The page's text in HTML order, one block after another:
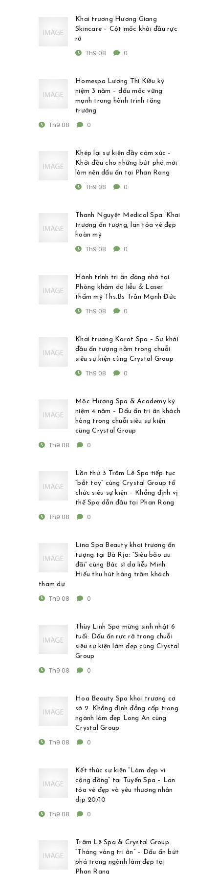
Khai trương Hương Giang
Skincare – Cột mốc khởi đầu rực
rỡ
Th9 08 0
Homespa Lương Thi Kiều kỷ
niệm 3 năm – dấu mốc vững
mạnh trong hành trình tăng
trưởng
Th9 08 0
Khép lại sự kiện đầy cảm xúc –
Khởi đầu cho những bứt phá mới
làm nên dấu ấn tại Phan Rang
Th9 08 0
Thanh Nguyệt Medical Spa: Khai
trương ấn tượng, lan tỏa vẻ đẹp
hoàn mỹ
Th9 08 0
Hành trình tri ân đáng nhớ tại
Phòng khám da liễu & Laser
thẩm mỹ Ths.Bs Trần Mạnh Đức
Th9 08 0
Khai trương Karot Spa – Sự khởi
đầu ấn tượng nằm trong chuỗi
siêu sự kiện cùng Crystal Group
Th9 08 0
Mộc Hương Spa & Academy kỷ
niệm 4 năm – Dấu ấn tri ân khách
hàng trong chuỗi siêu sự kiện
cùng Crystal Group
Th9 08 0
Lần thứ 3 Trâm Lê Spa tiếp tục
“bắt tay” cùng Crystal Group tổ
chức siêu sự kiện – Khẳng định vị
thế Spa dẫn đầu tại Phan Rang
Th9 08 0
Lina Spa Beauty khai trương ấn
tượng tại Bà Rịa: “Siêu bão ưu
đãi” cùng Bác sĩ da liễu Minh
Hiếu thu hút hàng trăm khách
tham dự
Th9 08 0
Thùy Linh Spa mừng sinh nhật 6
tuổi: Dấu ấn rực rỡ trong chuỗi
siêu sự kiện làm đẹp cùng Crystal
Group
Th9 08 0
Hoa Beauty Spa khai trương cơ
sở 2: Khẳng định đẳng cấp trong
ngành làm đẹp Long An cùng
Crystal Group
Th9 08 0
Kết thúc sự kiện “Làm đẹp vì
cộng đồng” tại Tuyến Spa – Lan
tỏa vẻ đẹp và yêu thương nhân
dịp 20/10
Th9 08 0
Trâm Lê Spa & Crystal Group:
“Tháng vàng tri ân” – Dấu ấn bứt
phá trong ngành làm đẹp tại
Phan Rang